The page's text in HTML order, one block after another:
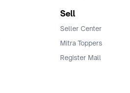
Sell
Seller Center
Mitra Toppers
Register Mall